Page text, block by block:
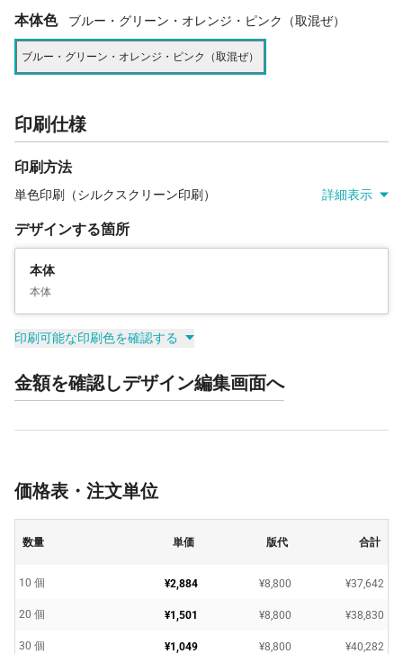
本体色 ブルー・グリーン・オレンジ・ピンク（取混ぜ）
ブルー・グリーン・オレンジ・ピンク（取混ぜ）
印刷仕様
印刷方法
単色印刷（シルクスクリーン印刷） 詳細表示
デザインする箇所
本体
本体
印刷可能な印刷色を確認する
金額を確認しデザイン編集画面へ
価格表・注文単位
数量 単価 版代 合計
10 個 ¥2,884 ¥8,800 ¥37,642
20 個 ¥1,501 ¥8,800 ¥38,830
30 個 ¥1,049 ¥8,800 ¥40,282